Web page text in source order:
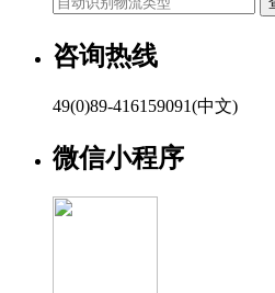
咨询热线
49(0)89-416159091(中文)
微信小程序